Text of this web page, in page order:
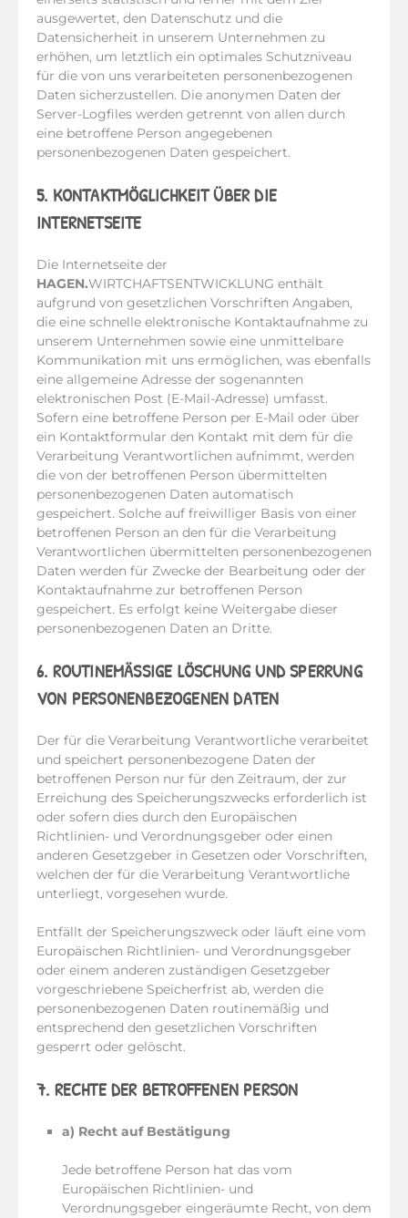
ausgewertet, den Datenschutz und die
Datensicherheit in unserem Unternehmen zu
erhöhen, um letztlich ein optimales Schutzniveau
für die von uns verarbeiteten personenbezogenen
Daten sicherzustellen. Die anonymen Daten der
Server-Logfiles werden getrennt von allen durch
eine betroffene Person angegebenen
personenbezogenen Daten gespeichert.
5. KONTAKTMÖGLICHKEIT ÜBER DIE
INTERNETSEITE
Die Internetseite der
HAGEN.WIRTCHAFTSENTWICKLUNG enthält
aufgrund von gesetzlichen Vorschriften Angaben,
die eine schnelle elektronische Kontaktaufnahme zu
unserem Unternehmen sowie eine unmittelbare
Kommunikation mit uns ermöglichen, was ebenfalls
eine allgemeine Adresse der sogenannten
elektronischen Post (E-Mail-Adresse) umfasst.
Sofern eine betroffene Person per E-Mail oder über
ein Kontaktformular den Kontakt mit dem für die
Verarbeitung Verantwortlichen aufnimmt, werden
die von der betroffenen Person übermittelten
personenbezogenen Daten automatisch
gespeichert. Solche auf freiwilliger Basis von einer
betroffenen Person an den für die Verarbeitung
Verantwortlichen übermittelten personenbezogenen
Daten werden für Zwecke der Bearbeitung oder der
Kontaktaufnahme zur betroffenen Person
gespeichert. Es erfolgt keine Weitergabe dieser
personenbezogenen Daten an Dritte.
6. ROUTINEMÄSSIGE LÖSCHUNG UND SPERRUNG V
ON PERSONENBEZOGENEN DATEN
Der für die Verarbeitung Verantwortliche verarbeitet
und speichert personenbezogene Daten der
betroffenen Person nur für den Zeitraum, der zur
Erreichung des Speicherungszwecks erforderlich ist
oder sofern dies durch den Europäischen
Richtlinien- und Verordnungsgeber oder einen
anderen Gesetzgeber in Gesetzen oder Vorschriften,
welchen der für die Verarbeitung Verantwortliche
unterliegt, vorgesehen wurde.
Entfällt der Speicherungszweck oder läuft eine vom
Europäischen Richtlinien- und Verordnungsgeber
oder einem anderen zuständigen Gesetzgeber
vorgeschriebene Speicherfrist ab, werden die
personenbezogenen Daten routinemäßig und
entsprechend den gesetzlichen Vorschriften
gesperrt oder gelöscht.
7. RECHTE DER BETROFFENEN PERSON
a) Recht auf Bestätigung
Jede betroffene Person hat das vom
Europäischen Richtlinien- und
Verordnungsgeber eingeräumte Recht, von dem